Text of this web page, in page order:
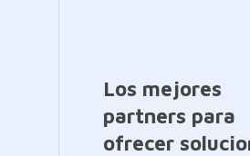
Los mejores
partners para
ofrecer